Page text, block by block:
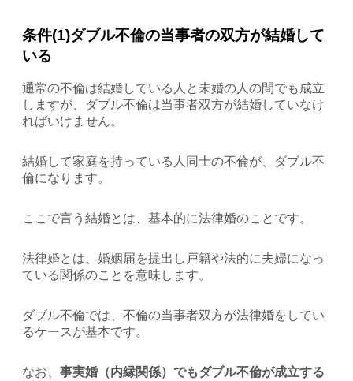
条件(1)ダブル不倫の当事者の双方が結婚して
いる
通常の不倫は結婚している人と未婚の人の間でも成立
しますが、ダブル不倫は当事者双方が結婚していなけ
ればいけません。
結婚して家庭を持っている人同士の不倫が、ダブル不
倫になります。
ここで言う結婚とは、基本的に法律婚のことです。
法律婚とは、婚姻届を提出し戸籍や法的に夫婦になっ
ている関係のことを意味します。
ダブル不倫では、不倫の当事者双方が法律婚をしてい
るケースが基本です。
なお、 事実婚（内縁関係）でもダブル不倫が成立する